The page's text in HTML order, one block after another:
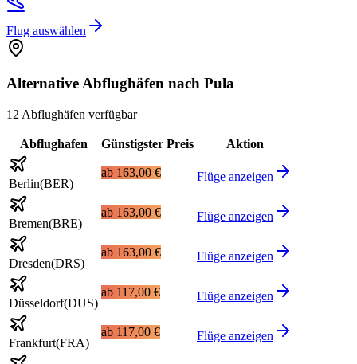
Flug auswählen
Alternative Abflughäfen nach Pula
12 Abflughäfen verfügbar
Abflughafen Günstigster Preis Aktion
Berlin(BER)
ab 163,00 € Flüge anzeigen
Bremen(BRE)
ab 163,00 € Flüge anzeigen
Dresden(DRS)
ab 163,00 € Flüge anzeigen
Düsseldorf(DUS)
ab 117,00 € Flüge anzeigen
Frankfurt(FRA)
ab 117,00 € Flüge anzeigen